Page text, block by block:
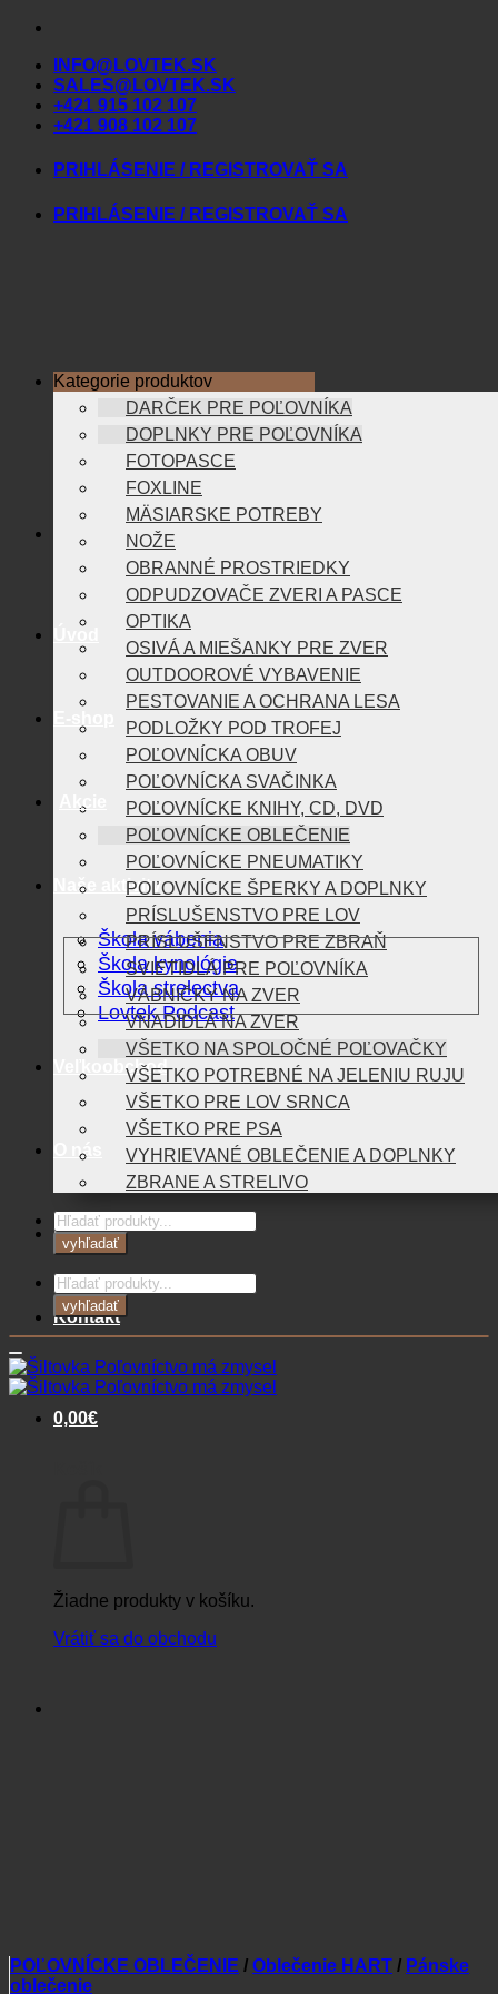
Skip
contentINFO@LOVTEK.SK
SALES@LOVTEK.SK
+421 915 102 107
+421 908 102 107
PRIHLÁSENIE / REGISTROVAŤ SA
PRIHLÁSENIE / REGISTROVAŤ SA
Akcie
Naše aktivity
Škola vábenia
Škola kynológie
Škola strelectva
Lovtek Podcast
Veľkoobchod
O nás
Blog
Kontakt
0,00€
Žiadne produkty v košíku.
Vrátiť sa do obchodu
Kategorie produktov
DARČEK PRE POĽOVNÍKA
DOPLNKY PRE POĽOVNÍKA
FOTOPASCE
FOXLINE
MÄSIARSKE POTREBY
NOŽE
OBRANNÉ PROSTRIEDKY
ODPUDZOVAČE ZVERI A PASCE
OPTIKA
OSIVÁ A MIEŠANKY PRE ZVER
OUTDOOROVÉ VYBAVENIE
PESTOVANIE A OCHRANA LESA
PODLOŽKY POD TROFEJ
POĽOVNÍCKA OBUV
POĽOVNÍCKA SVAČINKA
POĽOVNÍCKE KNIHY, CD, DVD
POĽOVNÍCKE OBLEČENIE
POĽOVNÍCKE PNEUMATIKY
POĽOVNÍCKE ŠPERKY A DOPLNKY
PRÍSLUŠENSTVO PRE LOV
PRÍSLUŠENSTVO PRE ZBRAŇ
SVIETIDLÁ PRE POĽOVNÍKA
VÁBNIČKY NA ZVER
VNADIDLÁ NA ZVER
VŠETKO NA SPOLOČNÉ POĽOVAČKY
VŠETKO POTREBNÉ NA JELENIU RUJU
VŠETKO PRE LOV SRNCA
VŠETKO PRE PSA
VYHRIEVANÉ OBLEČENIE A DOPLNKY
ZBRANE A STRELIVO
Products
search
vyhľadať
Products
search
vyhľadať
POĽOVNÍCKE OBLEČENIE / Oblečenie HART / Pánske
oblečenie